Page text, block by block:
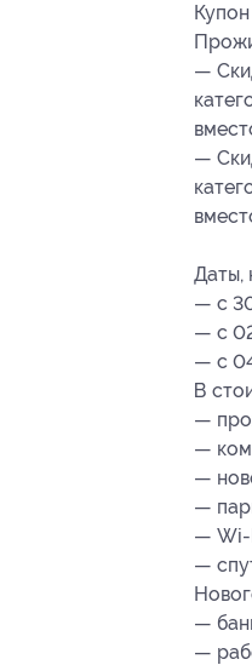
—
—
Даты,
— с
— с
— с
В
—
—
—
—
— Wi-
—
—
—